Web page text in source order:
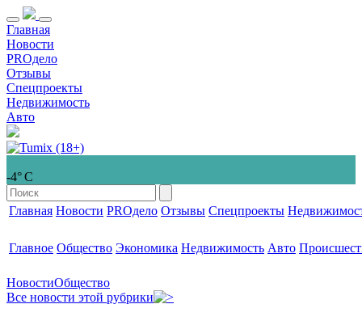
Главная
Новости
PROдело
Отзывы
Спецпроекты
Недвижимость
Авто
-4° С
Главная Новости PROдело Отзывы Спецпроекты
Главное Общество Экономика Недвижимость Авто
НовостиОбщество
Все новости этой рубрики